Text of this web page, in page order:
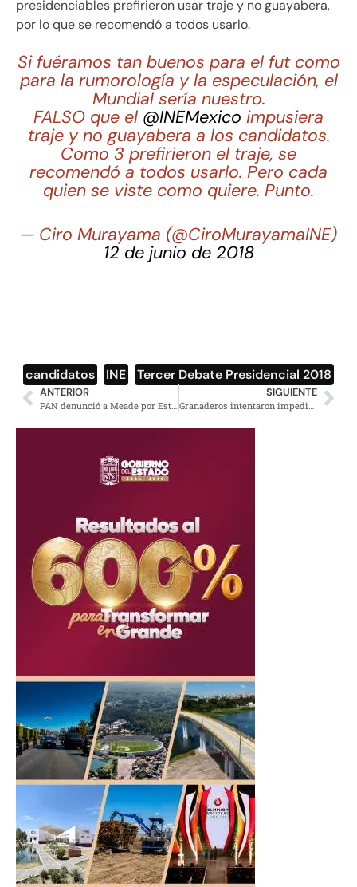
presidenciables prefirieron usar traje y no guayabera,
por lo que se recomendó a todos usarlo.
Si fuéramos tan buenos para el fut como
para la rumorología y la especulación, el
Mundial sería nuestro.
FALSO que el @INEMexico impusiera
traje y no guayabera a los candidatos.
Como 3 prefirieron el traje, se
recomendó a todos usarlo. Pero cada
quien se viste como quiere. Punto.
— Ciro Murayama (@CiroMurayamaINE)
12 de junio de 2018
candidatos INE Tercer Debate Presidencial 2018
ANTERIOR SIGUIENTE